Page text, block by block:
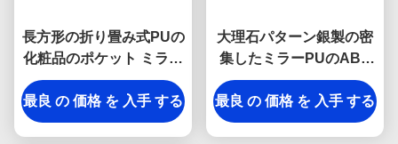
長方形の折り畳み式PUの
化粧品のポケット ミラー
11mm厚く小さい旅行ミ
ラー
最良 の 価格 を 入手 する
大理石パターン銀製の密
集したミラーPUのABS
10mm厚さの折り畳み式
の構造ミラー
最良 の 価格 を 入手 する